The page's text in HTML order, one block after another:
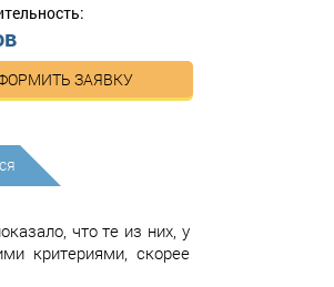
ЗАЯВКУ
что те из них, у
критериями, скорее